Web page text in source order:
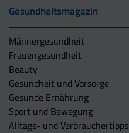
Gesundheitsmagazin
Männergesundheit
Frauengesundheit
Beauty
Gesundheit und Vorsorge
Gesunde Ernährung
Sport und Bewegung
Alltags- und Verbrauchertipps